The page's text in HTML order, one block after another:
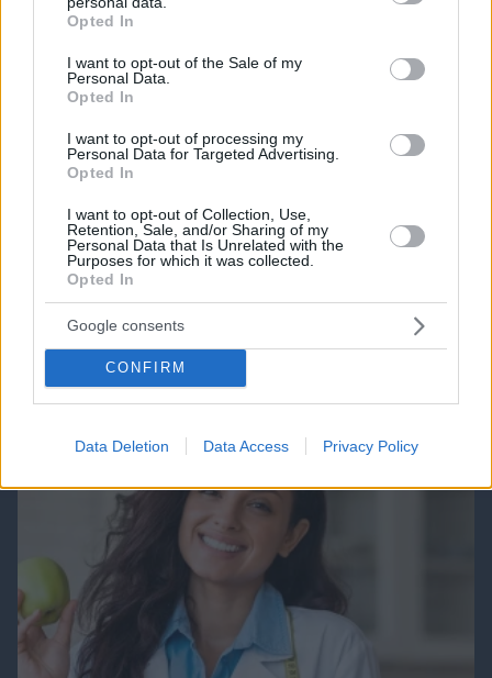
grant or deny consent to Google and its third-party tags to
use your data for below specified purposes in below Google
consent section.
Opted In
I want to opt-out of the Sale of my
Personal Data.
Opted In
I want to opt-out of processing my
Personal Data for Targeted Advertising.
Opted In
I want to opt-out of Collection, Use,
Retention, Sale, and/or Sharing of my
Personal Data that Is Unrelated with the
Purposes for which it was collected.
Opted In
Google consents
CONFIRM
Data Deletion Data Access Privacy Policy
Games
Cut The Rope
ΔΕΙΤΕ ΟΛΑ ΤΑ GAMES
Best of Network